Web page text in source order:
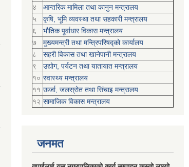
४
आन्तरिक मामिला तथा कानुन मन्त्रालय
५
कृषि, भूमि व्यवस्था तथा सहकारी मन्त्रालय
६
भौतिक पूर्वाधार विकास मन्त्रालय
७
मुख्यमन्त्री तथा मन्त्रिपरिषद्को कार्यालय
८
सहरी विकास तथा खानेपानी मन्त्रालय
९
उद्योग, पर्यटन तथा यातायात मन्त्रालय
१० स्वास्थ्य मन्त्रालय
११ ऊर्जा, जलस्रोत तथा सिंचाइ मन्त्रालय
१२ सामाजिक विकास मन्‍‍त्रालय
जनमत